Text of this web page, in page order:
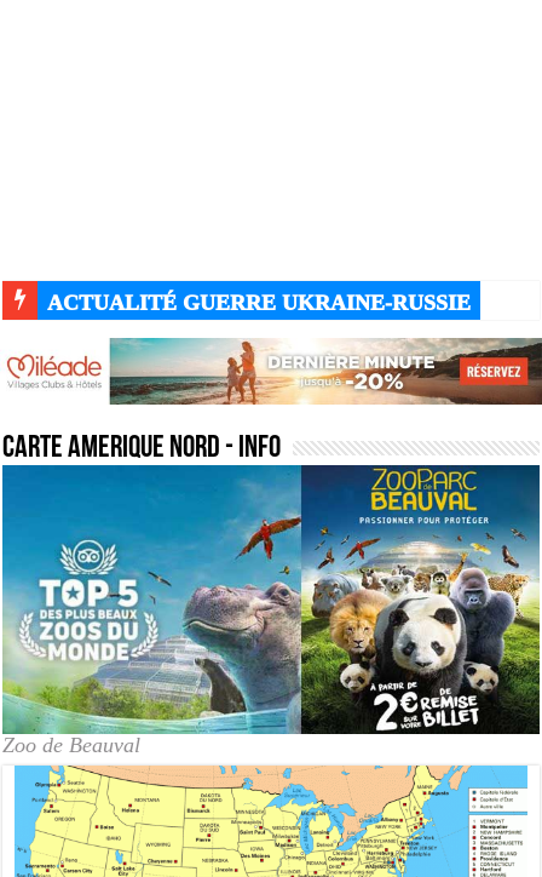
ACTUALITÉ DU JOUR - DU MOIS DE MARS -
ACTUALITÉ GUERRE UKRAINE-RUSSIE
carte amerique nord - Info
Zoo de Beauval